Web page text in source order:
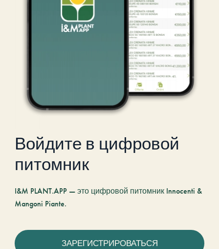
Войдите в цифровой
питомник
I&M PLANT.APP — это цифровой питомник Innocenti &
Mangoni Piante.
ЗАРЕГИСТРИРОВАТЬСЯ